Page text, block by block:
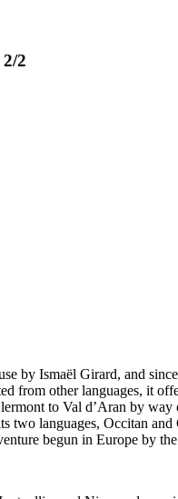
2
by Ismaël Girard, and
from other languages, it
to Val d’Aran by
two languages, Occitan
begun in Europe by